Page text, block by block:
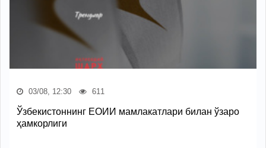
03/08, 12:30 611
Ўзбекистоннинг ЕОИИ мамлакатлари билан ўзаро
ҳамкорлиги